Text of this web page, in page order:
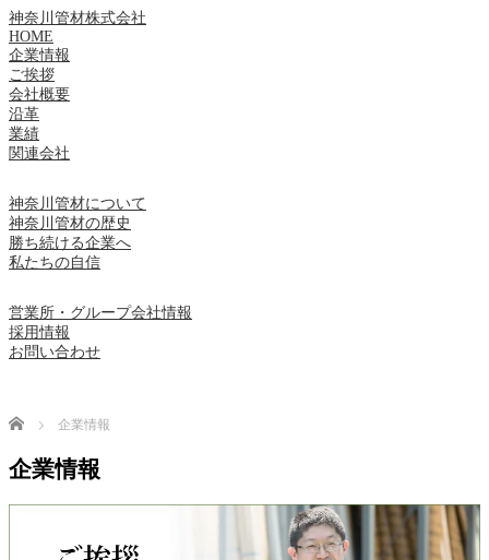
神奈川管材株式会社
HOME
企業情報
ご挨拶
会社概要
沿革
業績
関連会社
神奈川管材について
神奈川管材の歴史
勝ち続ける企業へ
私たちの自信
営業所・グループ会社情報
採用情報
お問い合わせ
Home 企業情報
企業情報